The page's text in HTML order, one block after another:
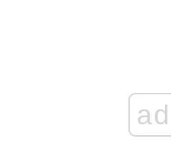
ad